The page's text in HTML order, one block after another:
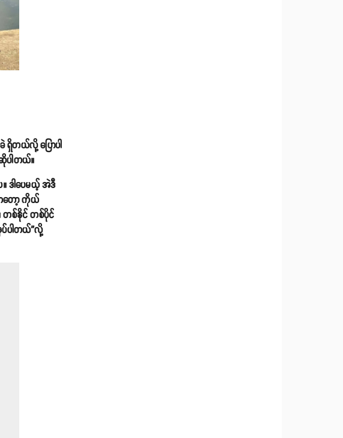
တယ်လို့ ပြောပါ
ပါတယ်။
ဒါပေမယ့် အဲဒီ
ကတော့ ကိုယ်
တစ်နိုင် တစ်ပိုင်
ပါတယ်”လို့